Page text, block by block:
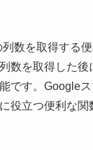
数を取得する
数を取得した
です。Google
役立つ便利な関